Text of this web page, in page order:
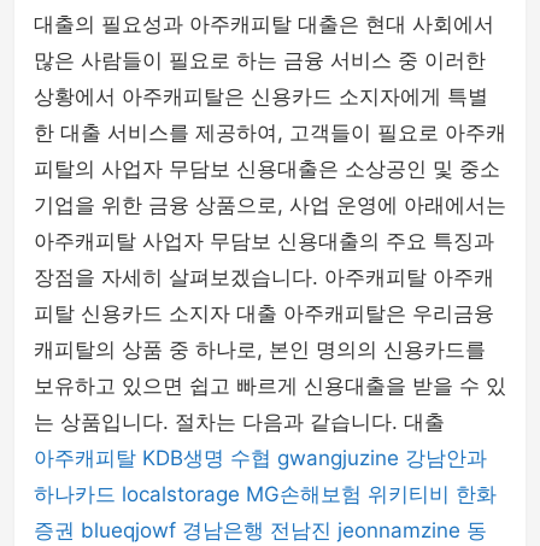
mens-fashion
대출의 필요성과 아주캐피탈 대출은 현대 사회에서
많은 사람들이 필요로 하는 금융 서비스 중 이러한
상황에서 아주캐피탈은 신용카드 소지자에게 특별
한 대출 서비스를 제공하여, 고객들이 필요로 아주캐
피탈의 사업자 무담보 신용대출은 소상공인 및 중소
기업을 위한 금융 상품으로, 사업 운영에 아래에서는
아주캐피탈 사업자 무담보 신용대출의 주요 특징과
장점을 자세히 살펴보겠습니다. 아주캐피탈 아주캐
피탈 신용카드 소지자 대출 아주캐피탈은 우리금융
캐피탈의 상품 중 하나로, 본인 명의의 신용카드를
보유하고 있으면 쉽고 빠르게 신용대출을 받을 수 있
는 상품입니다. 절차는 다음과 같습니다. 대출
아주캐피탈 KDB생명 수협 gwangjuzine 강남안과
하나카드 localstorage MG손해보험 위키티비 한화
증권 blueqjowf 경남은행 전남진 jeonnamzine 동